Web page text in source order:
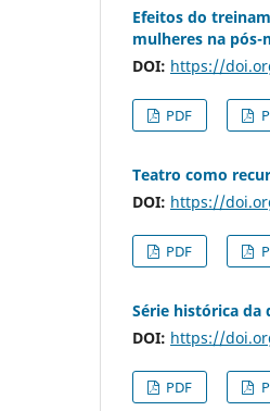
Efeitos do
mulheres na pós-
DOI: https://
PDF
Teatro como
DOI: https://
PDF
Série histórica da
DOI: https://
PDF